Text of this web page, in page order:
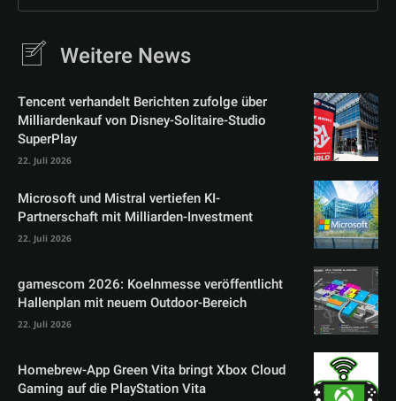
Weitere News
Tencent verhandelt Berichten zufolge über
Milliardenkauf von Disney-Solitaire-Studio
SuperPlay
22. Juli 2026
Microsoft und Mistral vertiefen KI-
Partnerschaft mit Milliarden-Investment
22. Juli 2026
gamescom 2026: Koelnmesse veröffentlicht
Hallenplan mit neuem Outdoor-Bereich
22. Juli 2026
Homebrew-App Green Vita bringt Xbox Cloud
Gaming auf die PlayStation Vita